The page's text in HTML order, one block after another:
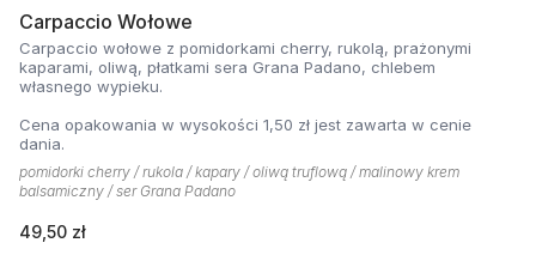
Carpaccio Wołowe
Carpaccio wołowe z pomidorkami cherry, rukolą, prażonymi
kaparami, oliwą, płatkami sera Grana Padano, chlebem
własnego wypieku.
Cena opakowania w wysokości 1,50 zł jest zawarta w cenie
dania.
pomidorki cherry / rukola / kapary / oliwą truflową / malinowy krem
balsamiczny / ser Grana Padano
49,50 zł